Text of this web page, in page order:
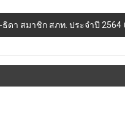
ดา สมาชิก สภท. ประจำปี 2564